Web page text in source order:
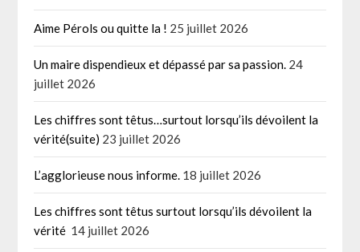
Aime Pérols ou quitte la ! 25 juillet 2026
Un maire dispendieux et dépassé par sa passion. 24
juillet 2026
Les chiffres sont têtus…surtout lorsqu’ils dévoilent la
vérité(suite) 23 juillet 2026
L’agglorieuse nous informe. 18 juillet 2026
Les chiffres sont têtus surtout lorsqu’ils dévoilent la
vérité 14 juillet 2026